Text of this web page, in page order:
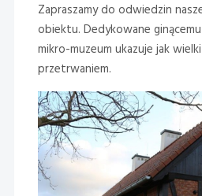
Zapraszamy do odwiedzin
obiektu. Dedykowane
mikro-muzeum ukazuje jak
przetrwaniem.